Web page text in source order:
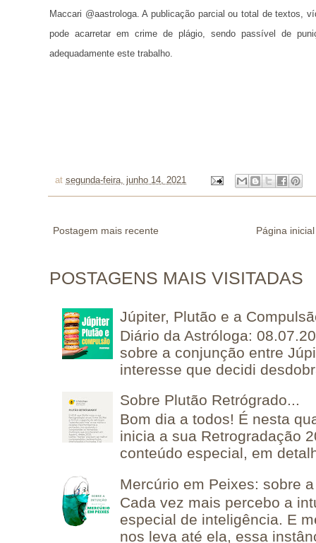
Maccari @aastrologa. A publicação parcial ou total de textos,
pode acarretar em crime de plágio, sendo passível de
adequadamente este trabalho.
at segunda-feira, junho 14, 2021
Postagem mais recente Página inicial
POSTAGENS MAIS VISITADAS
Júpiter, Plutão e a
Diário da Astróloga:
sobre a conjunção entre
interesse que decidi
Sobre Plutão Retrógrado...
Bom dia a todos! É nesta
inicia a sua Retrogradação
conteúdo especial, em
Mercúrio em Peixes: sobre
Cada vez mais percebo a
especial de inteligência. E
nos leva até ela, essa